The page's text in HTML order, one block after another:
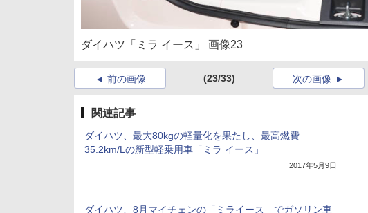
ダイハツ「ミラ イース」 画像23
前の画像 (23/33) 次の画像
関連記事
ダイハツ、最大80kgの軽量化を果たし、最高燃費
35.2km/Lの新型軽乗用車「ミラ イース」
2017年5月9日
ダイハツ、8月マイチェンの「ミライース」でガソリン車